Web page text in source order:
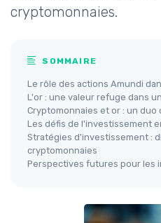
cryptomonnaies.
SOMMAIRE
Le rôle des actions Amundi
L'or : une valeur refuge dans
Cryptomonnaies et or : un duo
Les défis de l'investissement
Stratégies d'investissement :
cryptomonnaies
Perspectives futures pour les